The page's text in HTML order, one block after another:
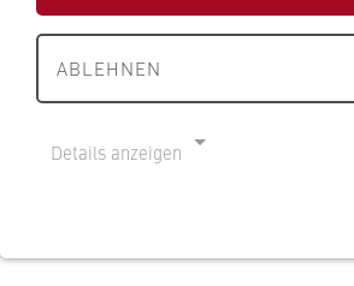
Klimaschutz
Zur
ABLEHNEN
Details anzeigen